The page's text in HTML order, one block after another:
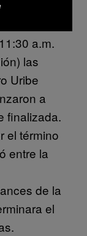
el
a.m.
las
Uribe
a
finalizada.
el término
entre la
de la
el